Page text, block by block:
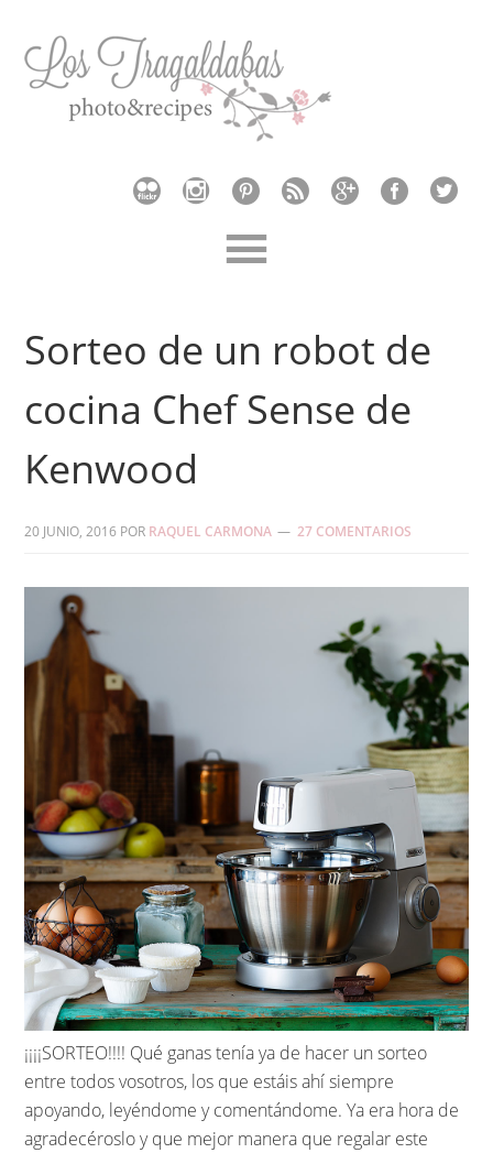
Sorteo de un robot de
cocina Chef Sense de
Kenwood
20 JUNIO, 2016 POR RAQUEL CARMONA 27 COMENTARIOS
¡¡¡¡SORTEO!!!! Qué ganas tenía ya de hacer un sorteo
entre todos vosotros, los que estáis ahí siempre
apoyando, leyéndome y comentándome. Ya era hora de
agradecéroslo y que mejor manera que regalar este